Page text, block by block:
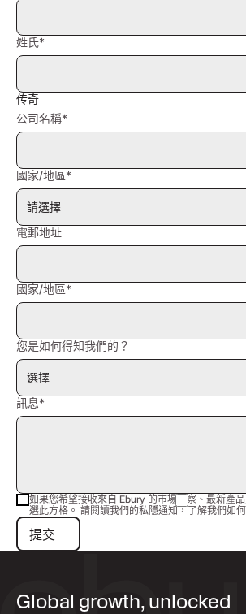
姓氏*
传奇
公司名稱*
國家/地區*
電郵地址
國家/地區*
您是如何得知我們的？
訊息*
如果您希望接收來自 Ebury 的市場洞察、最新產
選此方格。 請閱讀我們的私隱通知，了解我們如
提交
提交
Global growth, unlocked